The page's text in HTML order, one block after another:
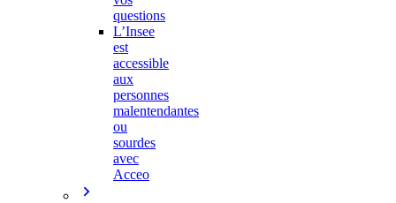
questions
L’Insee
est
accessible
aux
personnes
malentendantes
ou
sourdes
avec
Acceo